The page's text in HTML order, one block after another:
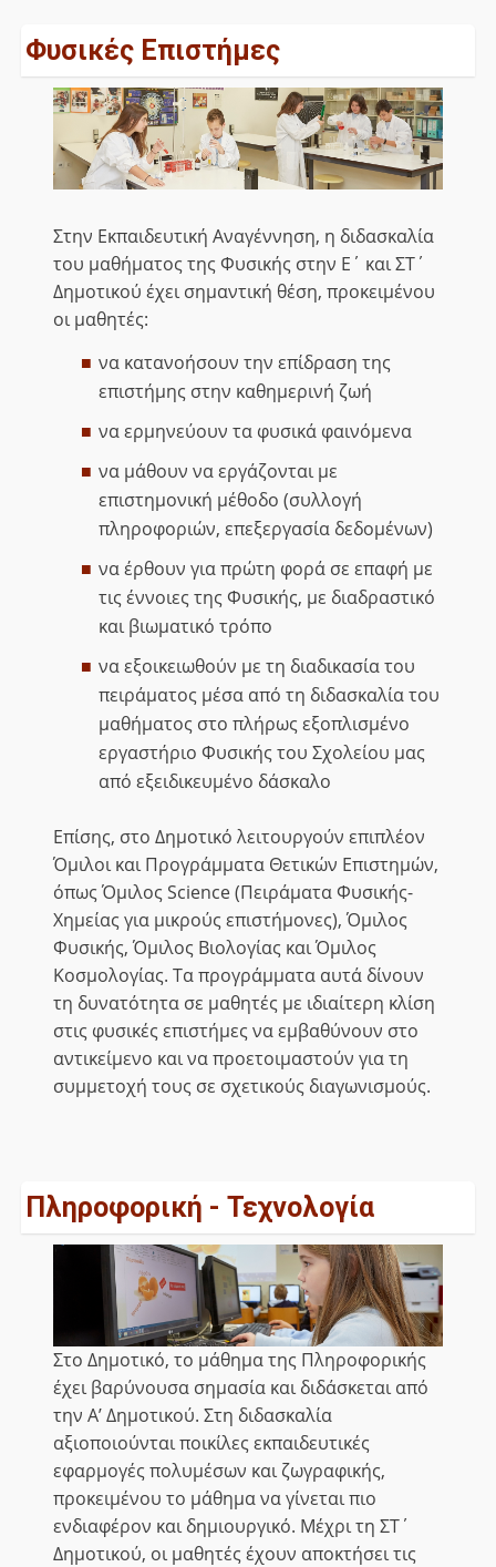
Φυσικές Επιστήμες
Στην Εκπαιδευτική Αναγέννηση, η διδασκαλία
του μαθήματος της Φυσικής στην Ε΄ και ΣΤ΄
Δημοτικού έχει σημαντική θέση, προκειμένου
οι μαθητές:
να κατανοήσουν την επίδραση της
επιστήμης στην καθημερινή ζωή
να ερμηνεύουν τα φυσικά φαινόμενα
να μάθουν να εργάζονται με
επιστημονική μέθοδο (συλλογή
πληροφοριών, επεξεργασία δεδομένων)
να έρθουν για πρώτη φορά σε επαφή με
τις έννοιες της Φυσικής, με διαδραστικό
και βιωματικό τρόπο
να εξοικειωθούν με τη διαδικασία του
πειράματος μέσα από τη διδασκαλία του
μαθήματος στο πλήρως εξοπλισμένο
εργαστήριο Φυσικής του Σχολείου μας
από εξειδικευμένο δάσκαλο
Επίσης, στο Δημοτικό λειτουργούν επιπλέον
Όμιλοι και Προγράμματα Θετικών Επιστημών,
όπως Όμιλος Science (Πειράματα Φυσικής-
Χημείας για μικρούς επιστήμονες), Όμιλος
Φυσικής, Όμιλος Βιολογίας και Όμιλος
Κοσμολογίας. Τα προγράμματα αυτά δίνουν
τη δυνατότητα σε μαθητές με ιδιαίτερη κλίση
στις φυσικές επιστήμες να εμβαθύνουν στο
αντικείμενο και να προετοιμαστούν για τη
συμμετοχή τους σε σχετικούς διαγωνισμούς.
Πληροφορική - Τεχνολογία
Στο Δημοτικό, το μάθημα της Πληροφορικής
έχει βαρύνουσα σημασία και διδάσκεται από
την Α’ Δημοτικού. Στη διδασκαλία
αξιοποιούνται ποικίλες εκπαιδευτικές
εφαρμογές πολυμέσων και ζωγραφικής,
προκειμένου το μάθημα να γίνεται πιο
ενδιαφέρον και δημιουργικό. Μέχρι τη ΣΤ΄
Δημοτικού, οι μαθητές έχουν αποκτήσει τις